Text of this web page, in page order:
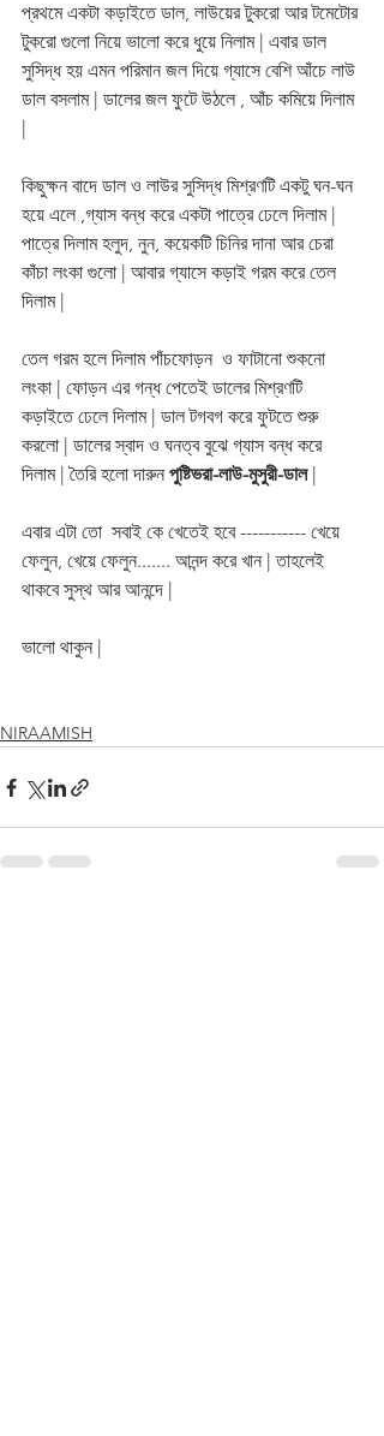
প্রথমে একটা কড়াইতে ডাল, লাউয়ের টুকরো আর টমেটোর
টুকরো গুলো নিয়ে ভালো করে ধুয়ে নিলাম | এবার ডাল
সুসিদ্ধ হয় এমন পরিমান জল দিয়ে গ্যাসে বেশি আঁচে লাউ
ডাল বসলাম | ডালের জল ফুটে উঠলে , আঁচ কমিয়ে দিলাম
|
কিছুক্ষন বাদে ডাল ও লাউর সুসিদ্ধ মিশ্রণটি একটু ঘন-ঘন
হয়ে এলে ,গ্যাস বন্ধ করে একটা পাত্রে ঢেলে দিলাম |
পাত্রে দিলাম হলুদ, নুন, কয়েকটি চিনির দানা আর চেরা
কাঁচা লংকা গুলো | আবার গ্যাসে কড়াই গরম করে তেল
দিলাম |
তেল গরম হলে দিলাম পাঁচফোড়ন  ও ফাটানো শুকনো
লংকা | ফোড়ন এর গন্ধ পেতেই ডালের মিশ্রণটি
কড়াইতে ঢেলে দিলাম | ডাল টগবগ করে ফুটতে শুরু
করলো | ডালের স্বাদ ও ঘনত্ব বুঝে গ্যাস বন্ধ করে
দিলাম | তৈরি হলো দারুন পুষ্টিভরা-লাউ-মুসুরী-ডাল |
এবার এটা তো  সবাই কে খেতেই হবে ----------- খেয়ে
ফেলুন, খেয়ে ফেলুন....... আনন্দ করে খান | তাহলেই
থাকবে সুস্থ আর আনন্দে |
ভালো থাকুন |
NIRAAMISH